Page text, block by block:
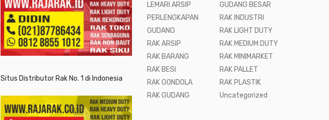
Situs Distributor Rak No. 1 di Indonesia
LEMARI ARSIP
PERLENGKAPAN
GUDANG
RAK ARSIP
RAK BARANG
RAK BESI
RAK GONDOLA
RAK GUDANG
GUDANG BESAR
RAK INDUSTRI
RAK LIGHT DUTY
RAK MEDIUM DUTY
RAK MINIMARKET
RAK PALLET
RAK PLASTIK
Uncategorized